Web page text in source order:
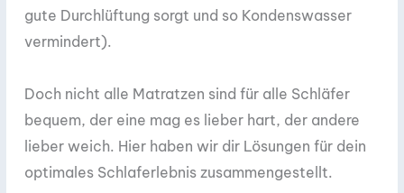
gute Durchlüftung sorgt und so Kondenswasser
vermindert).
Doch nicht alle Matratzen sind für alle Schläfer
bequem, der eine mag es lieber hart, der andere
lieber weich. Hier haben wir dir Lösungen für dein
optimales Schlaferlebnis zusammengestellt.